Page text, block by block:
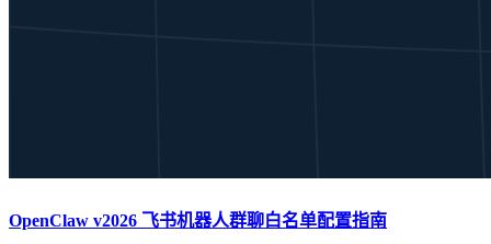
OpenClaw v2026 飞书机器人群聊白名单配置指南